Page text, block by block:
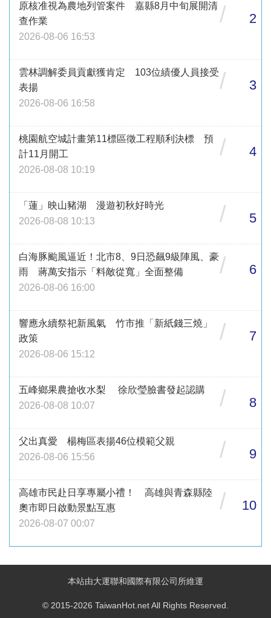
原核准視為農地列管案件 嘉縣8月中旬展開清
查作業
2026-08-06 16:53
/ 2
雲林調解委員貢獻獲肯定 103位績優人員接受
表揚
2026-08-06 16:58
/ 3
桃園航空城計畫第11標區徵工程順利決標 預
計11月開工
2026-08-08 10:19
/ 4
「蓮」映山豬湖 漫遊初秋好時光
2026-08-08 10:13
/ 5
白海豚颱風逼近！北市8、9日恐飆9級陣風、豪
雨 蔣萬安指示「料敵從寬」全面整備
2026-08-06 16:00
/ 6
響應永續祭祀新風氣 竹市推「新紙錢三燒」
政策
2026-08-06 15:12
/ 7
五峰鄉果農搶收水梨 徐欣瑩臉書發起認購
2026-08-08 10:07
/ 8
父出真愛 楊梅區表揚46位模範父親
2026-08-06 15:56
/ 9
高雄市民赴日享專屬小禮！ 高雄與青森縣陸
奧市即日啟動景點互惠
2026-08-07 00:07
/ 10
本站由大運聯和國際有限公司所維運
© 2015-2026 TaiwanHot.net All Rights Reserved.